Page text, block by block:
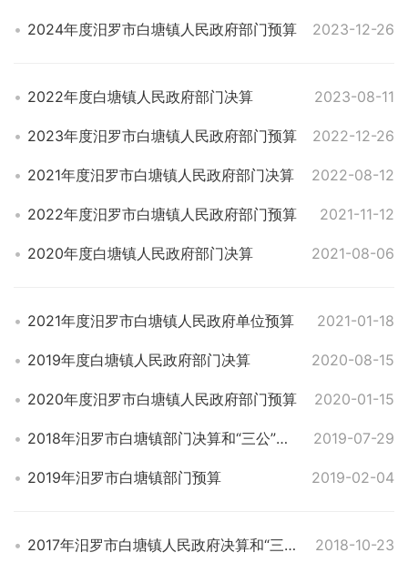
2024年度汨罗市白塘镇人民政府部门预算 2023-12-26
2022年度白塘镇人民政府部门决算 2023-08-11
2023年度汨罗市白塘镇人民政府部门预算 2022-12-26
2021年度汨罗市白塘镇人民政府部门决算 2022-08-12
2022年度汨罗市白塘镇人民政府部门预算 2021-11-12
2020年度白塘镇人民政府部门决算 2021-08-06
2021年度汨罗市白塘镇人民政府单位预算 2021-01-18
2019年度白塘镇人民政府部门决算 2020-08-15
2020年度汨罗市白塘镇人民政府部门预算 2020-01-15
2018年汨罗市白塘镇部门决算和“三公”经费决算公开表 2019-07-29
2019年汨罗市白塘镇部门预算 2019-02-04
2017年汨罗市白塘镇人民政府决算和“三公”经费决算公开表 2018-10-23